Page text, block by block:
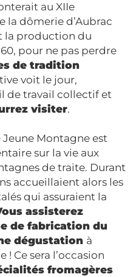
au XIIe
la dômerie d’Aubrac
la production du
pour ne pas perdre
de tradition
voit le jour,
de travail collectif et
visiter.
Jeune Montagne est
sur la vie aux
de traite. Durant
accueillaient alors les
qui assuraient la
assisterez
de fabrication du
dégustation à
! Ce sera l’occasion
fromagères